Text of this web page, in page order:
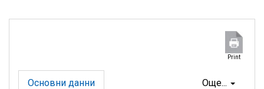
Print
Още...
Основни данни